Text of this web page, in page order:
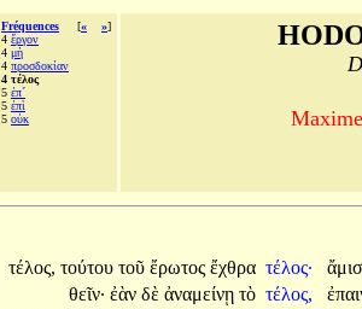
Fréquences [« »]
4 ἔργον
4 μὴ
4 προσδοκίαν
4 τέλος
5 ἐπ´
5 ἐπὶ
5 οὐκ
τέλος, τούτου τοῦ ἔρωτος ἔχθρα τέλος·
θεῖν· ἐὰν δὲ ἀναμείνῃ τὸ τέλος,